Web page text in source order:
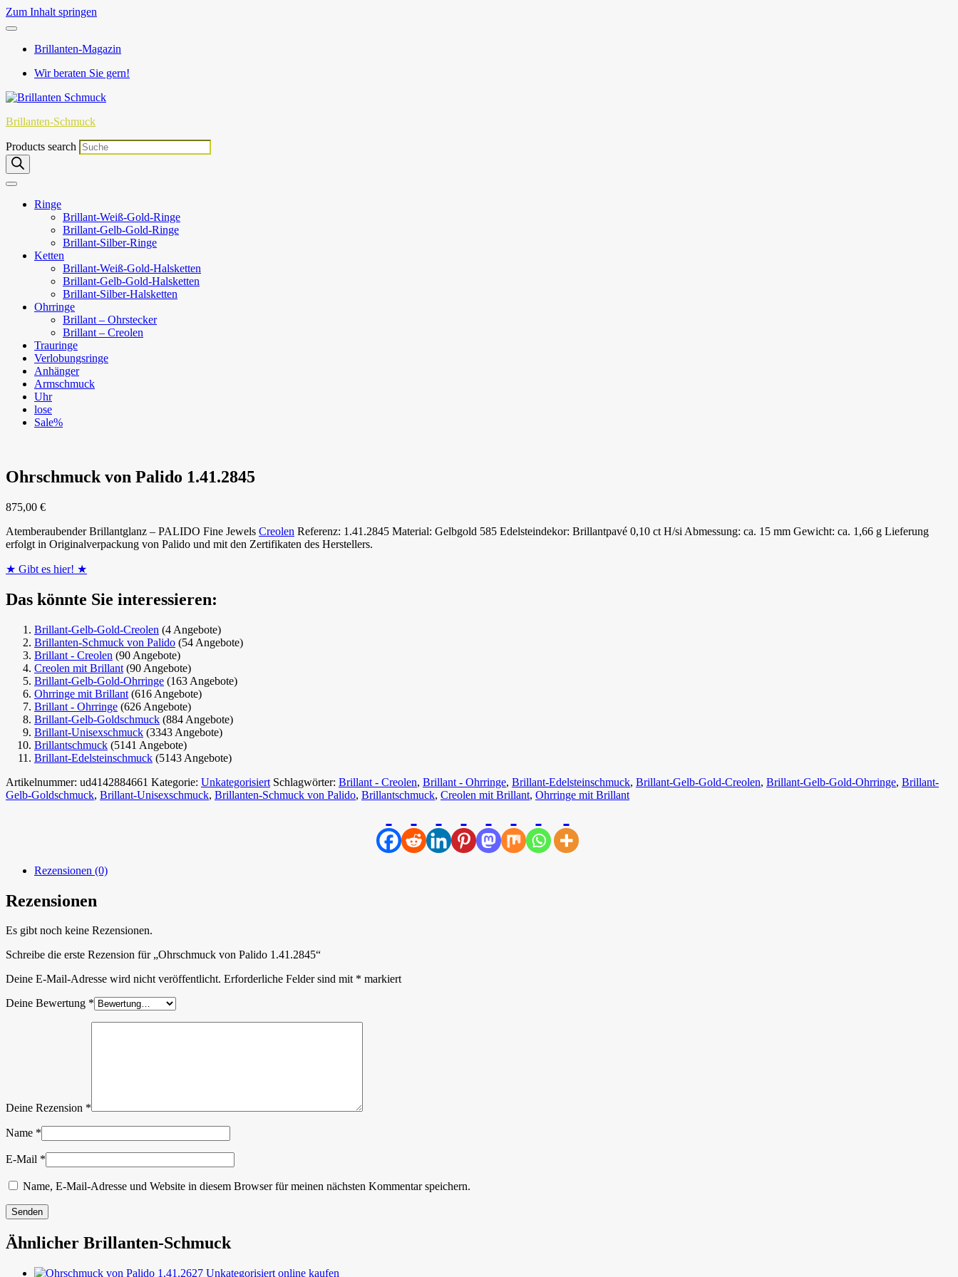
Zum Inhalt springen
Brillanten-Magazin
Wir beraten Sie gern!
Brillanten-Schmuck
Products search
Ringe
Brillant-Weiß-Gold-Ringe
Brillant-Gelb-Gold-Ringe
Brillant-Silber-Ringe
Ketten
Brillant-Weiß-Gold-Halsketten
Brillant-Gelb-Gold-Halsketten
Brillant-Silber-Halsketten
Ohrringe
Brillant – Ohrstecker
Brillant – Creolen
Trauringe
Verlobungsringe
Anhänger
Armschmuck
Uhr
lose
Sale%
Ohrschmuck von Palido 1.41.2845
875,00 €
Atemberaubender Brillantglanz – PALIDO Fine Jewels Creolen Referenz: 1.41.2845 Material: Gelbgold 585 Edelsteindekor: Brillantpavé 0,10 ct H/si Abmessung: ca. 15 mm Gewicht: ca. 1,66 g Lieferung
erfolgt in Originalverpackung von Palido und mit den Zertifikaten des Herstellers.
★ Gibt es hier! ★
Das könnte Sie interessieren:
Brillant-Gelb-Gold-Creolen (4 Angebote)
Brillanten-Schmuck von Palido (54 Angebote)
Brillant - Creolen (90 Angebote)
Creolen mit Brillant (90 Angebote)
Brillant-Gelb-Gold-Ohrringe (163 Angebote)
Ohrringe mit Brillant (616 Angebote)
Brillant - Ohrringe (626 Angebote)
Brillant-Gelb-Goldschmuck (884 Angebote)
Brillant-Unisexschmuck (3343 Angebote)
Brillantschmuck (5141 Angebote)
Brillant-Edelsteinschmuck (5143 Angebote)
Artikelnummer: ud4142884661 Kategorie: Unkategorisiert Schlagwörter: Brillant - Creolen, Brillant - Ohrringe, Brillant-Edelsteinschmuck, Brillant-Gelb-Gold-Creolen, Brillant-Gelb-Gold-Ohrringe, Brillant-
Gelb-Goldschmuck, Brillant-Unisexschmuck, Brillanten-Schmuck von Palido, Brillantschmuck, Creolen mit Brillant, Ohrringe mit Brillant
Rezensionen (0)
Rezensionen
Es gibt noch keine Rezensionen.
Schreibe die erste Rezension für „Ohrschmuck von Palido 1.41.2845“
Deine E-Mail-Adresse wird nicht veröffentlicht. Erforderliche Felder sind mit * markiert
Deine Bewertung *
Deine Rezension *
Name *
E-Mail *
Name, E-Mail-Adresse und Website in diesem Browser für meinen nächsten Kommentar speichern.
Ähnlicher Brillanten-Schmuck